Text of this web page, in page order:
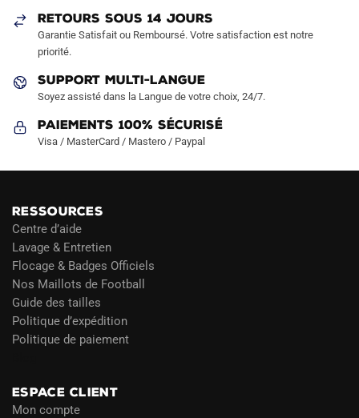
la
RETOURS SOUS 14 JOURS
Garantie Satisfait ou Remboursé. Votre satisfaction est notre
priorité.
SUPPORT MULTI-LANGUE
Soyez assisté dans la Langue de votre choix, 24/7.
Paiements 100% Sécurisé
Visa / MasterCard / Mastero / Paypal
RESSOURCES
Centre d’aide
Lavage & Entretien
Flocage & Badges Officiels
Nos Maillots de Football
Guide des tailles
Politique d’expédition
Politique de paiement
ESPACE CLIENT
Mon compte